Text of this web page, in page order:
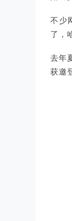
不少
了，
去年
获邀